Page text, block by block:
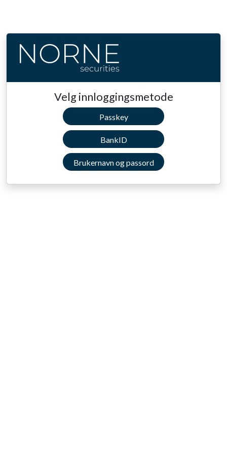
Velg innloggingsmetode
Passkey
BankID
Brukernavn og passord